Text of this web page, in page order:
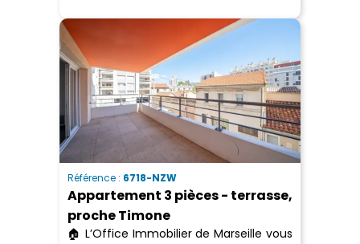
Référence : 6718-NZW
Appartement 3 pièces - terrasse,
proche Timone
🏠 L’Office Immobilier de Marseille vous